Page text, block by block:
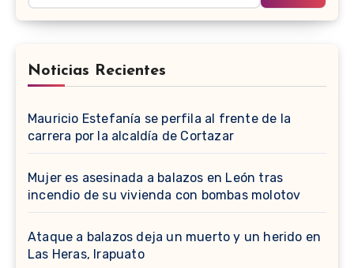
Noticias Recientes
Mauricio Estefanía se perfila al frente de la
carrera por la alcaldía de Cortazar
Mujer es asesinada a balazos en León tras
incendio de su vivienda con bombas molotov
Ataque a balazos deja un muerto y un herido en
Las Heras, Irapuato